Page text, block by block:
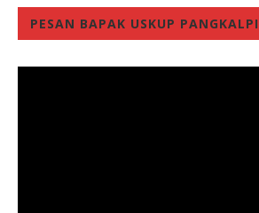
PESAN BAPAK USKUP